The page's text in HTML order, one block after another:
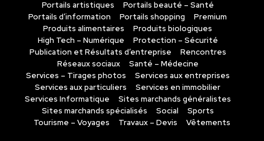
Portails artistiques
Portails beauté – Santé
Portails d’information
Portails shopping
Premium
Produits alimentaires
Produits biologiques
High Tech – Numérique
Protection – Sécurité
Publication et Résultats d’entreprise
Rencontres
Réseaux sociaux
Santé – Médecine
Services – Tirages photos
Services aux entreprises
Services aux particuliers
Services en immobilier
Services Informatique
Sites marchands généralistes
Sites marchands spécialisés
Social
Sports
Tourisme – Voyages
Travaux – Devis Vêtements